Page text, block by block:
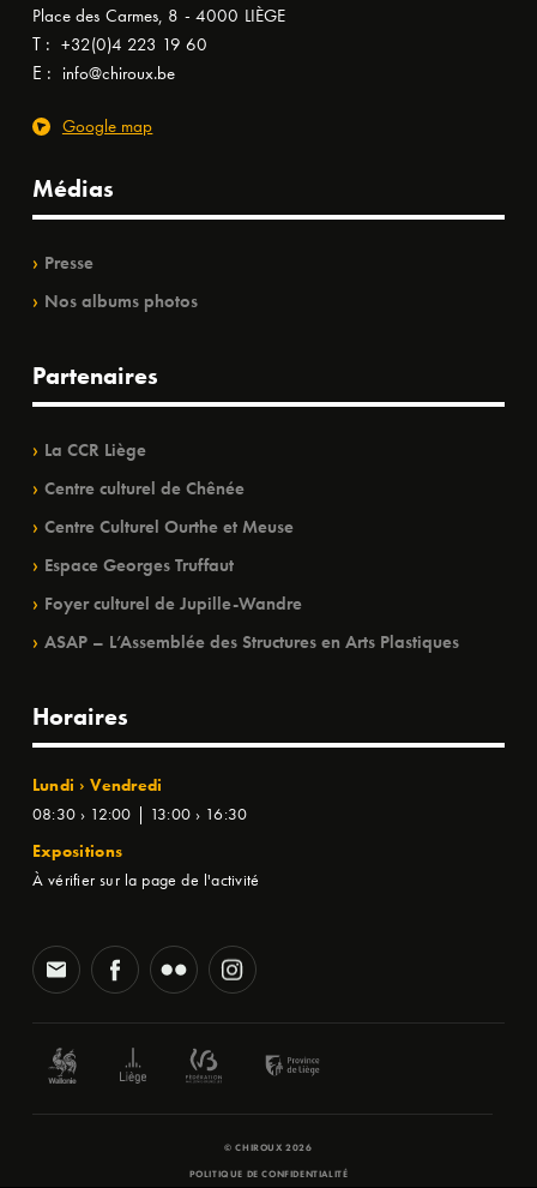
Place des Carmes, 8 - 4000 LIÈGE
T : +32(0)4 223 19 60
E : info@chiroux.be
Google map
Médias
Presse
Nos albums photos
Partenaires
La CCR Liège
Centre culturel de Chênée
Centre Culturel Ourthe et Meuse
Espace Georges Truffaut
Foyer culturel de Jupille-Wandre
ASAP – L’Assemblée des Structures en Arts Plastiques
Horaires
Lundi › Vendredi
08:30 › 12:00 | 13:00 › 16:30
Expositions
À vérifier sur la page de l'activité
© CHIROUX 2026
POLITIQUE DE CONFIDENTIALITÉ